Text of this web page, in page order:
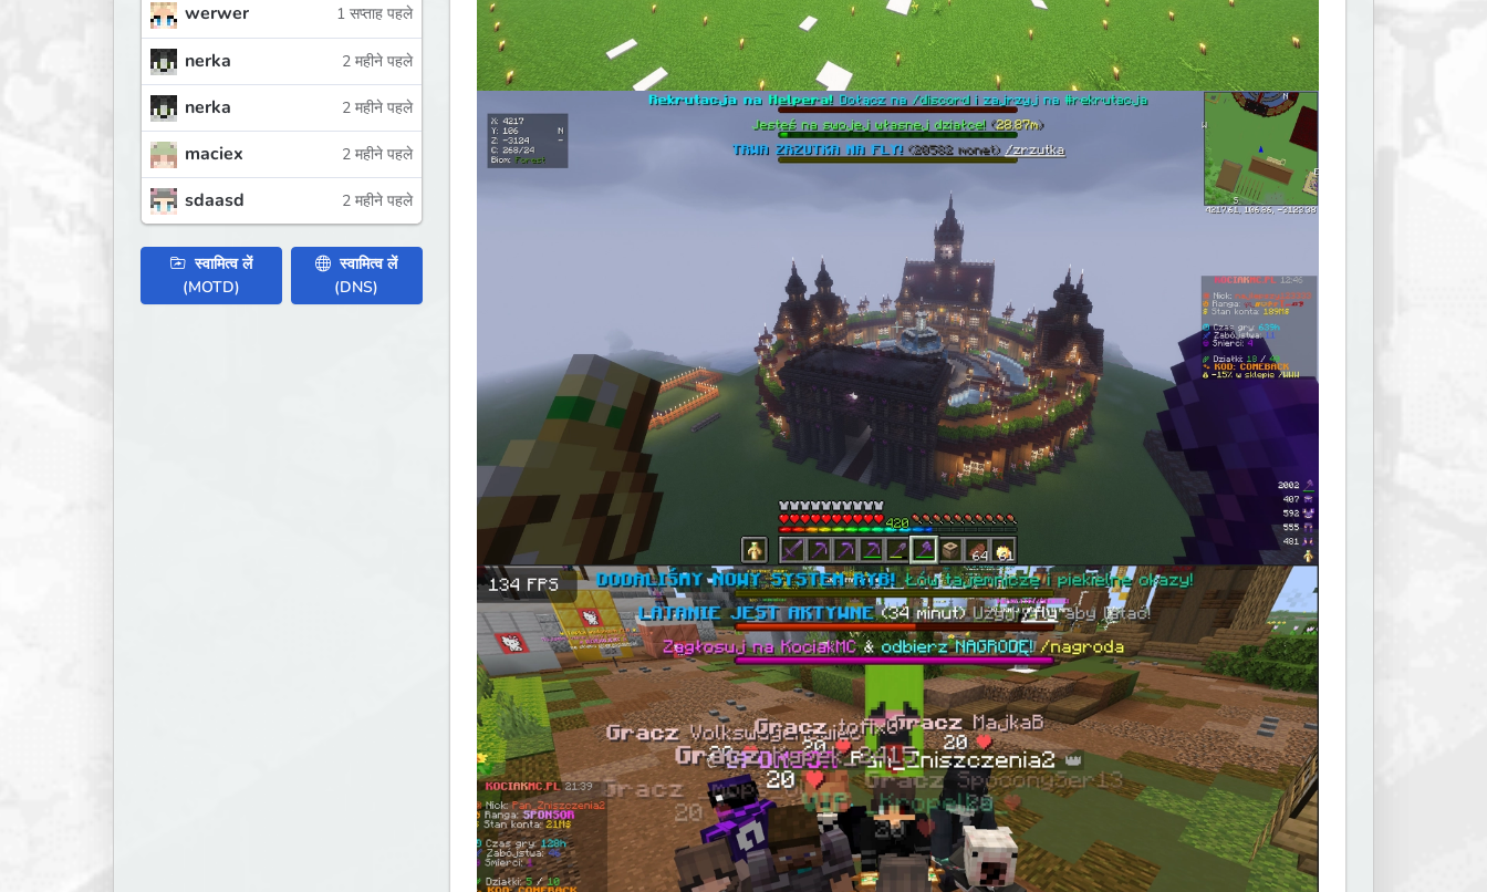
werwer 1 सप्ताह पहले
nerka 2 महीने पहले
nerka 2 महीने पहले
maciex 2 महीने पहले
sdaasd 2 महीने पहले
स्वामित्व लें
(MOTD)
स्वामित्व लें
(DNS)